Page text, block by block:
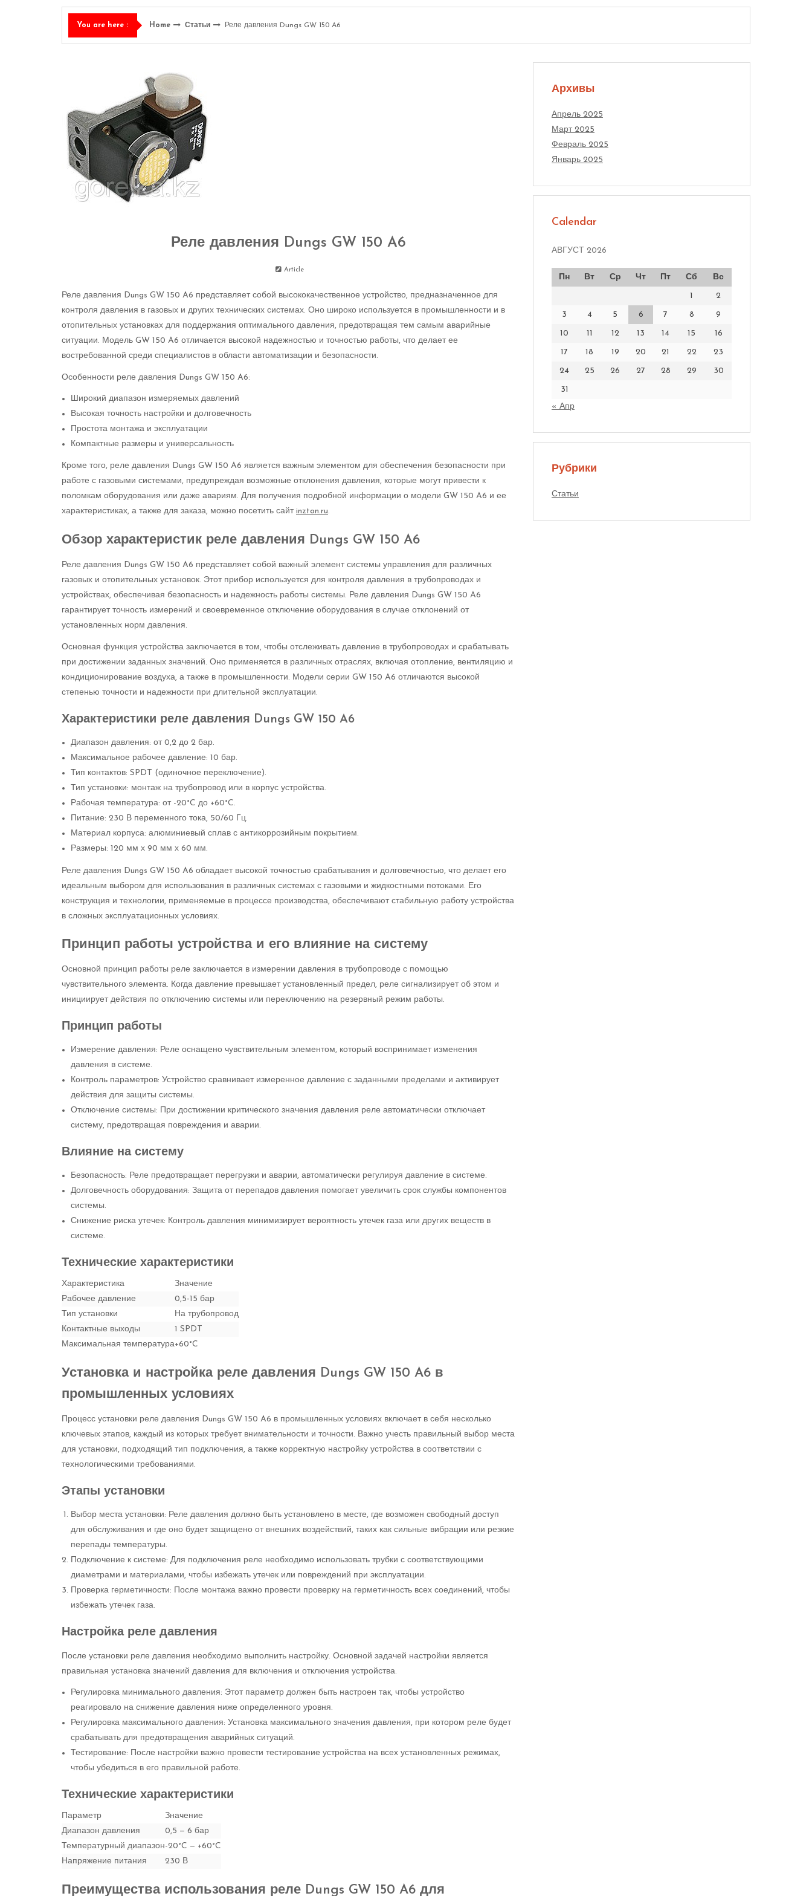
You are here : Home Статьи Реле давления Dungs GW 150 A6
Реле давления Dungs GW 150 A6
Article
Реле давления Dungs GW 150 A6 представляет собой высококачественное устройство, предназначенное для
контроля давления в газовых и других технических системах. Оно широко используется в промышленности и в
отопительных установках для поддержания оптимального давления, предотвращая тем самым аварийные
ситуации. Модель GW 150 A6 отличается высокой надежностью и точностью работы, что делает ее
востребованной среди специалистов в области автоматизации и безопасности.
Особенности реле давления Dungs GW 150 A6:
Широкий диапазон измеряемых давлений
Высокая точность настройки и долговечность
Простота монтажа и эксплуатации
Компактные размеры и универсальность
Кроме того, реле давления Dungs GW 150 A6 является важным элементом для обеспечения безопасности при
работе с газовыми системами, предупреждая возможные отклонения давления, которые могут привести к
поломкам оборудования или даже авариям. Для получения подробной информации о модели GW 150 A6 и ее
характеристиках, а также для заказа, можно посетить сайт inzton.ru.
Обзор характеристик реле давления Dungs GW 150 A6
Реле давления Dungs GW 150 A6 представляет собой важный элемент системы управления для различных
газовых и отопительных установок. Этот прибор используется для контроля давления в трубопроводах и
устройствах, обеспечивая безопасность и надежность работы системы. Реле давления Dungs GW 150 A6
гарантирует точность измерений и своевременное отключение оборудования в случае отклонений от
установленных норм давления.
Основная функция устройства заключается в том, чтобы отслеживать давление в трубопроводах и срабатывать
при достижении заданных значений. Оно применяется в различных отраслях, включая отопление, вентиляцию и
кондиционирование воздуха, а также в промышленности. Модели серии GW 150 A6 отличаются высокой
степенью точности и надежности при длительной эксплуатации.
Характеристики реле давления Dungs GW 150 A6
Диапазон давления: от 0,2 до 2 бар.
Максимальное рабочее давление: 10 бар.
Тип контактов: SPDT (одиночное переключение).
Тип установки: монтаж на трубопровод или в корпус устройства.
Рабочая температура: от -20°C до +60°C.
Питание: 230 В переменного тока, 50/60 Гц.
Материал корпуса: алюминиевый сплав с антикоррозийным покрытием.
Размеры: 120 мм х 90 мм х 60 мм.
Реле давления Dungs GW 150 A6 обладает высокой точностью срабатывания и долговечностью, что делает его
идеальным выбором для использования в различных системах с газовыми и жидкостными потоками. Его
конструкция и технологии, применяемые в процессе производства, обеспечивают стабильную работу устройства
в сложных эксплуатационных условиях.
Принцип работы устройства и его влияние на систему
Основной принцип работы реле заключается в измерении давления в трубопроводе с помощью
чувствительного элемента. Когда давление превышает установленный предел, реле сигнализирует об этом и
инициирует действия по отключению системы или переключению на резервный режим работы.
Принцип работы
Измерение давления: Реле оснащено чувствительным элементом, который воспринимает изменения
давления в системе.
Контроль параметров: Устройство сравнивает измеренное давление с заданными пределами и активирует
действия для защиты системы.
Отключение системы: При достижении критического значения давления реле автоматически отключает
систему, предотвращая повреждения и аварии.
Влияние на систему
Безопасность: Реле предотвращает перегрузки и аварии, автоматически регулируя давление в системе.
Долговечность оборудования: Защита от перепадов давления помогает увеличить срок службы компонентов
системы.
Снижение риска утечек: Контроль давления минимизирует вероятность утечек газа или других веществ в
системе.
Технические характеристики
Характеристика
Значение
Рабочее давление
0,5-15 бар
Тип установки
На трубопровод
Контактные выходы
1 SPDT
Максимальная температура+60°C
Установка и настройка реле давления Dungs GW 150 A6 в
промышленных условиях
Процесс установки реле давления Dungs GW 150 A6 в промышленных условиях включает в себя несколько
ключевых этапов, каждый из которых требует внимательности и точности. Важно учесть правильный выбор места
для установки, подходящий тип подключения, а также корректную настройку устройства в соответствии с
технологическими требованиями.
Этапы установки
Выбор места установки: Реле давления должно быть установлено в месте, где возможен свободный доступ
для обслуживания и где оно будет защищено от внешних воздействий, таких как сильные вибрации или резкие
перепады температуры.
Подключение к системе: Для подключения реле необходимо использовать трубки с соответствующими
диаметрами и материалами, чтобы избежать утечек или повреждений при эксплуатации.
Проверка герметичности: После монтажа важно провести проверку на герметичность всех соединений, чтобы
избежать утечек газа.
Настройка реле давления
После установки реле давления необходимо выполнить настройку. Основной задачей настройки является
правильная установка значений давления для включения и отключения устройства.
Регулировка минимального давления: Этот параметр должен быть настроен так, чтобы устройство
реагировало на снижение давления ниже определенного уровня.
Регулировка максимального давления: Установка максимального значения давления, при котором реле будет
срабатывать для предотвращения аварийных ситуаций.
Тестирование: После настройки важно провести тестирование устройства на всех установленных режимах,
чтобы убедиться в его правильной работе.
Технические характеристики
Параметр
Значение
Диапазон давления
0,5 — 6 бар
Температурный диапазон-20°C — +60°C
Напряжение питания
230 В
Преимущества использования реле Dungs GW 150 A6 для
Архивы
Апрель 2025
Март 2025
Февраль 2025
Январь 2025
Calendar
АВГУСТ 2026
Пн Вт Ср Чт Пт Сб Вс
1 2
3 4 5 6 7 8 9
10 11 12 13 14 15 16
17 18 19 20 21 22 23
24 25 26 27 28 29 30
31
« Апр
Рубрики
Статьи